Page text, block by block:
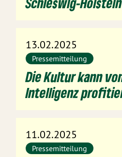
13.02.2025
Pressemitteilung
Die Kultur kann
Intelligenz
11.02.2025
Pressemitteilung